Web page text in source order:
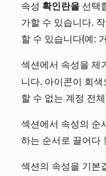
속성 확인란을 선택
가할 수 있습니다.
할 수 있습니다(예:
섹션에서 속성을 제
니다. 아이콘이 회
할 수 없는 계정 전
섹션에서 속성의 순
하는 순서로 끌어다
섹션의 속성을 기본